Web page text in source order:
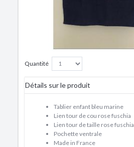
Quantité
Détails sur le produit
Tablier enfant bleu marine
Lien tour de cou rose fuschia
Lien tour de taille rose fuschia
Pochette ventrale
Made in France